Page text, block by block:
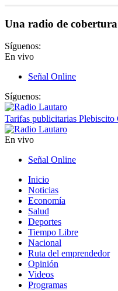
Una radio de
Síguenos:
En vivo
Señal Online
Síguenos:
Tarifas publicitarias
En vivo
Señal Online
Inicio
Noticias
Economía
Salud
Deportes
Tiempo Libre
Nacional
Ruta del emprendedor
Opinión
Videos
Programas